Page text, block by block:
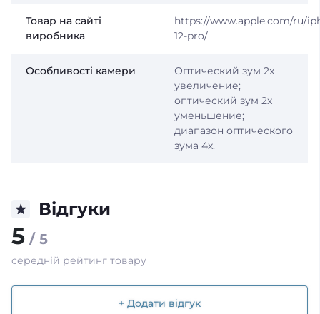
Товар на сайті
виробника
https://www.apple.com/ru/
12-pro/
Особливості камери
Оптический зум 2x
увеличение;
оптический зум 2x
уменьшение;
диапазон оптического
зума 4x.
Відгуки
5 / 5
середній рейтинг товару
+ Додати відгук